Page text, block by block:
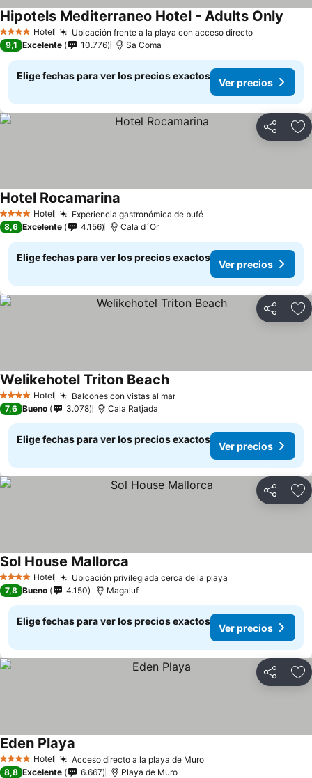
4 EstrellasHotel Ubicación frente a la playa con acceso directo
Hipotels Mediterraneo Hotel - Adults Only
9,1 Excelente 10.776 Sa Coma
Elige fechas para ver los precios exactos
Ver precios
Compartir
4 EstrellasHotel Experiencia gastronómica de bufé
Hotel Rocamarina
8,6 Excelente 4.156 Cala d´Or
Elige fechas para ver los precios exactos
Ver precios
Compartir
4 EstrellasHotel Balcones con vistas al mar
Welikehotel Triton Beach
7,6 Bueno 3.078 Cala Ratjada
Elige fechas para ver los precios exactos
Ver precios
Compartir
4 EstrellasHotel Ubicación privilegiada cerca de la playa
Sol House Mallorca
7,8 Bueno 4.150 Magaluf
Elige fechas para ver los precios exactos
Ver precios
Compartir
4 EstrellasHotel Acceso directo a la playa de Muro
Eden Playa
8,8 Excelente 6.667 Playa de Muro